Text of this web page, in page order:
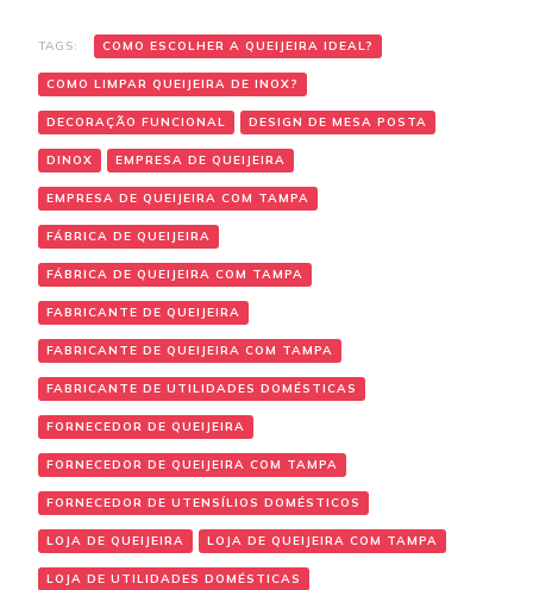
TAGS: COMO ESCOLHER A QUEIJEIRA IDEAL?
COMO LIMPAR QUEIJEIRA DE INOX?
DECORAÇÃO FUNCIONAL DESIGN DE MESA POSTA
DINOX EMPRESA DE QUEIJEIRA
EMPRESA DE QUEIJEIRA COM TAMPA
FÁBRICA DE QUEIJEIRA
FÁBRICA DE QUEIJEIRA COM TAMPA
FABRICANTE DE QUEIJEIRA
FABRICANTE DE QUEIJEIRA COM TAMPA
FABRICANTE DE UTILIDADES DOMÉSTICAS
FORNECEDOR DE QUEIJEIRA
FORNECEDOR DE QUEIJEIRA COM TAMPA
FORNECEDOR DE UTENSÍLIOS DOMÉSTICOS
LOJA DE QUEIJEIRA LOJA DE QUEIJEIRA COM TAMPA
LOJA DE UTILIDADES DOMÉSTICAS